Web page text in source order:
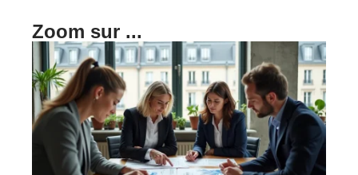
Zoom sur ...